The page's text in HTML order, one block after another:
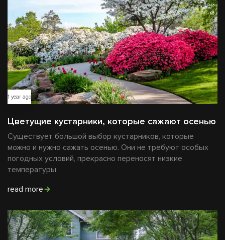
1 year ago
Цветущие кустарники, которые сажают осенью
Существует большой выбор кустарников, которые
можно и нужно сажать осенью. Они не требуют особых
погодных условий, прекрасно переносят низкие
температуры
read more